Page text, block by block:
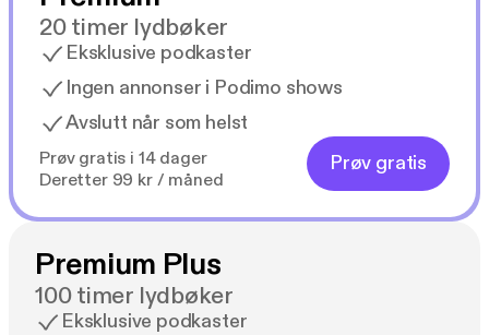
20 timer lydbøker
Eksklusive podkaster
Ingen annonser i Podimo shows
Avslutt når som helst
Prøv gratis i 14 dager
Deretter 99 kr / måned
Prøv gratis
Premium Plus
100 timer lydbøker
Eksklusive podkaster